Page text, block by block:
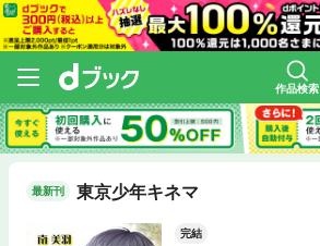
作品検索
最新刊 東京少年キネマ
完結